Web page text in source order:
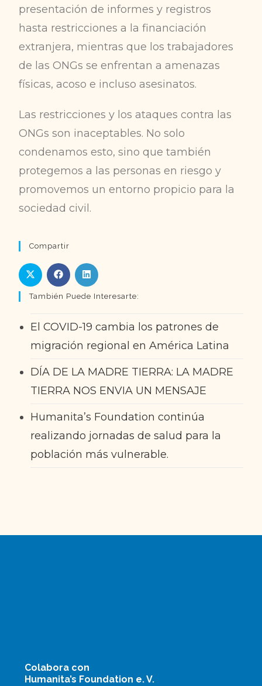
presentación de informes y registros
hasta restricciones a la financiación
extranjera, mientras que los trabajadores
de las ONGs se enfrentan a amenazas
físicas, acoso e incluso asesinatos.
Las restricciones y los ataques contra las
ONGs son inaceptables. No solo
condenamos esto, sino que también
protegemos a las personas en riesgo y
promovemos un entorno propicio para la
sociedad civil.
Compartir
También Puede Interesarte:
El COVID-19 cambia los patrones de
migración regional en América Latina
DÍA DE LA MADRE TIERRA: LA MADRE
TIERRA NOS ENVIA UN MENSAJE
Humanita’s Foundation continúa
realizando jornadas de salud para la
población más vulnerable.
Colabora con
Humanita’s Foundation e. V.